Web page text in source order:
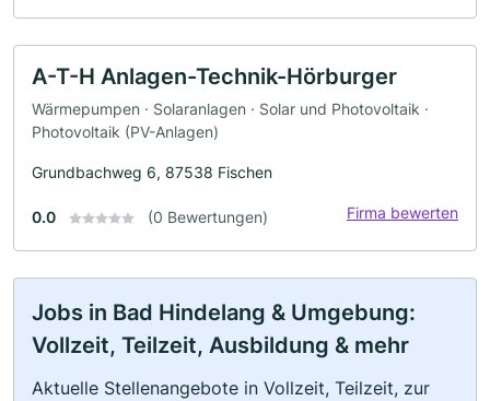
A-T-H Anlagen-Technik-Hörburger
Wärmepumpen · Solaranlagen · Solar und Photovoltaik ·
Photovoltaik (PV-Anlagen)
Grundbachweg 6, 87538 Fischen
0.0 (0 Bewertungen) Firma bewerten
Jobs in Bad Hindelang & Umgebung:
Vollzeit, Teilzeit, Ausbildung & mehr
Aktuelle Stellenangebote in Vollzeit, Teilzeit, zur